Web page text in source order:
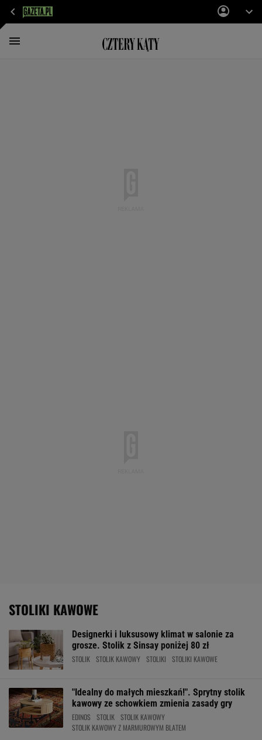
STOLIKI KAWOWE
Designerki i luksusowy klimat w salonie za
grosze. Stolik z Sinsay poniżej 80 zł
STOLIK STOLIK KAWOWY STOLIKI STOLIKI KAWOWE
"Idealny do małych mieszkań!". Sprytny stolik
kawowy ze schowkiem zmienia zasady gry
EDINOS STOLIK
STOLIK KAWOWY
STOLIK KAWOWY Z MARMUROWYM BLATEM